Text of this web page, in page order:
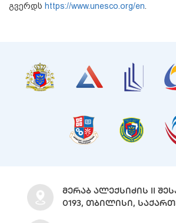
გვერდს https://www.unesco.org/en
ᲛᲔᲠᲐᲑ ᲐᲚᲔᲥᲡᲘᲫᲘᲡ II
0193, ᲗᲑᲘᲚᲘᲡᲘ,